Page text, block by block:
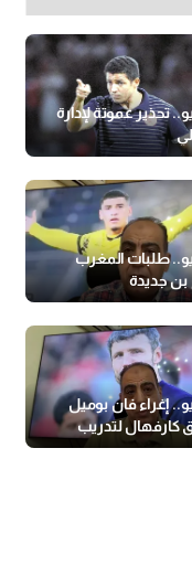
تحذير عموتة لإدارة
طلبات المغرب
بن جديدة
إغراء فان بوميل
كارفهال لتدريب